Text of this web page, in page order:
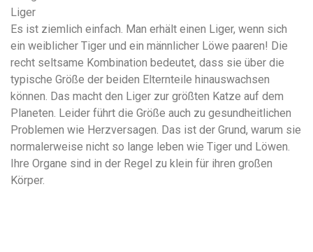
Liger
Es ist ziemlich einfach. Man erhält einen Liger, wenn sich
ein weiblicher Tiger und ein männlicher Löwe paaren! Die
recht seltsame Kombination bedeutet, dass sie über die
typische Größe der beiden Elternteile hinauswachsen
können. Das macht den Liger zur größten Katze auf dem
Planeten. Leider führt die Größe auch zu gesundheitlichen
Problemen wie Herzversagen. Das ist der Grund, warum sie
normalerweise nicht so lange leben wie Tiger und Löwen.
Ihre Organe sind in der Regel zu klein für ihren großen
Körper.